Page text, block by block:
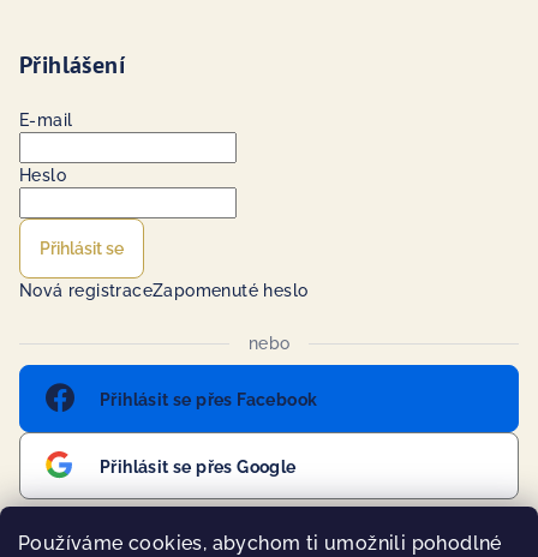
Používáme cookies, abychom ti umožnili pohodlné
Přihlášení
E-mail
Heslo
Přihlásit se
Nová registraceZapomenuté heslo
nebo
Přihlásit se přes Facebook
Přihlásit se přes Google